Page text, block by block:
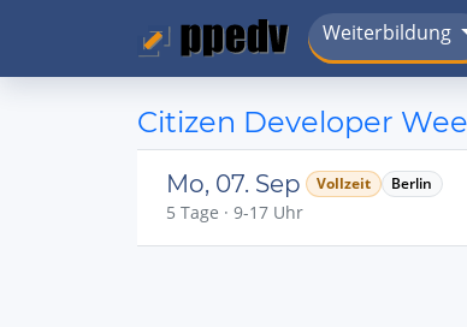
Weiterbildung
Citizen Developer
Mo, 07. Sep Vollzeit Berlin
5 Tage · 9-17 Uhr